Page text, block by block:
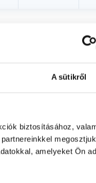
A sütikről
biztosításához,
amelyeket Ön
aki jogszabályok szerinti
nem végezhető szakmai
szakorvosa az első
kizárja esetleges